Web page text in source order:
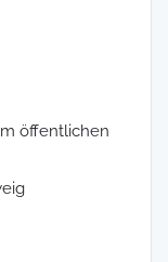
öffentlichen